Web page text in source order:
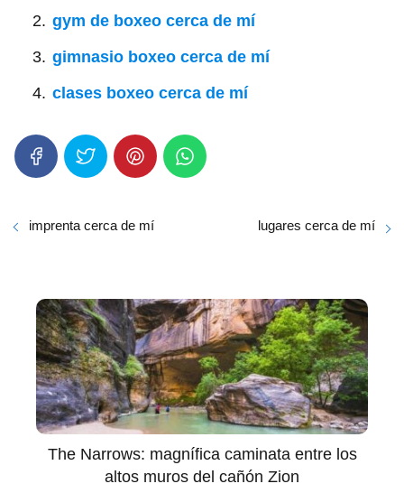
gym de boxeo cerca de mí
gimnasio boxeo cerca de mí
clases boxeo cerca de mí
imprenta cerca de mí lugares cerca de mí
The Narrows: magnífica caminata entre los
altos muros del cañón Zion